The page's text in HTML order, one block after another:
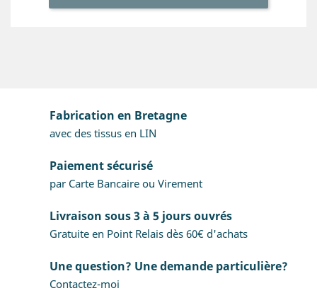
Fabrication en Bretagne
avec des tissus en LIN
Paiement sécurisé
par Carte Bancaire ou Virement
Livraison sous 3 à 5 jours ouvrés
Gratuite en Point Relais dès 60€ d'achats
Une question? Une demande particulière?
Contactez-moi